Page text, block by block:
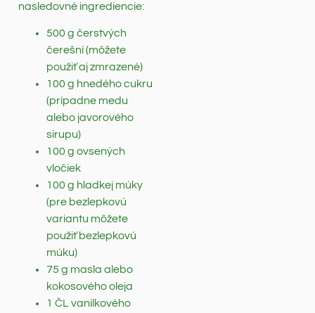
nasledovné ingrediencie:
500 g čerstvých
čerešní (môžete
použiť aj zmrazené)
100 g hnedého cukru
(prípadne medu
alebo javorového
sirupu)
100 g ovsených
vločiek
100 g hladkej múky
(pre bezlepkovú
variantu môžete
použiť bezlepkovú
múku)
75 g masla alebo
kokosového oleja
1 ČL vanilkového